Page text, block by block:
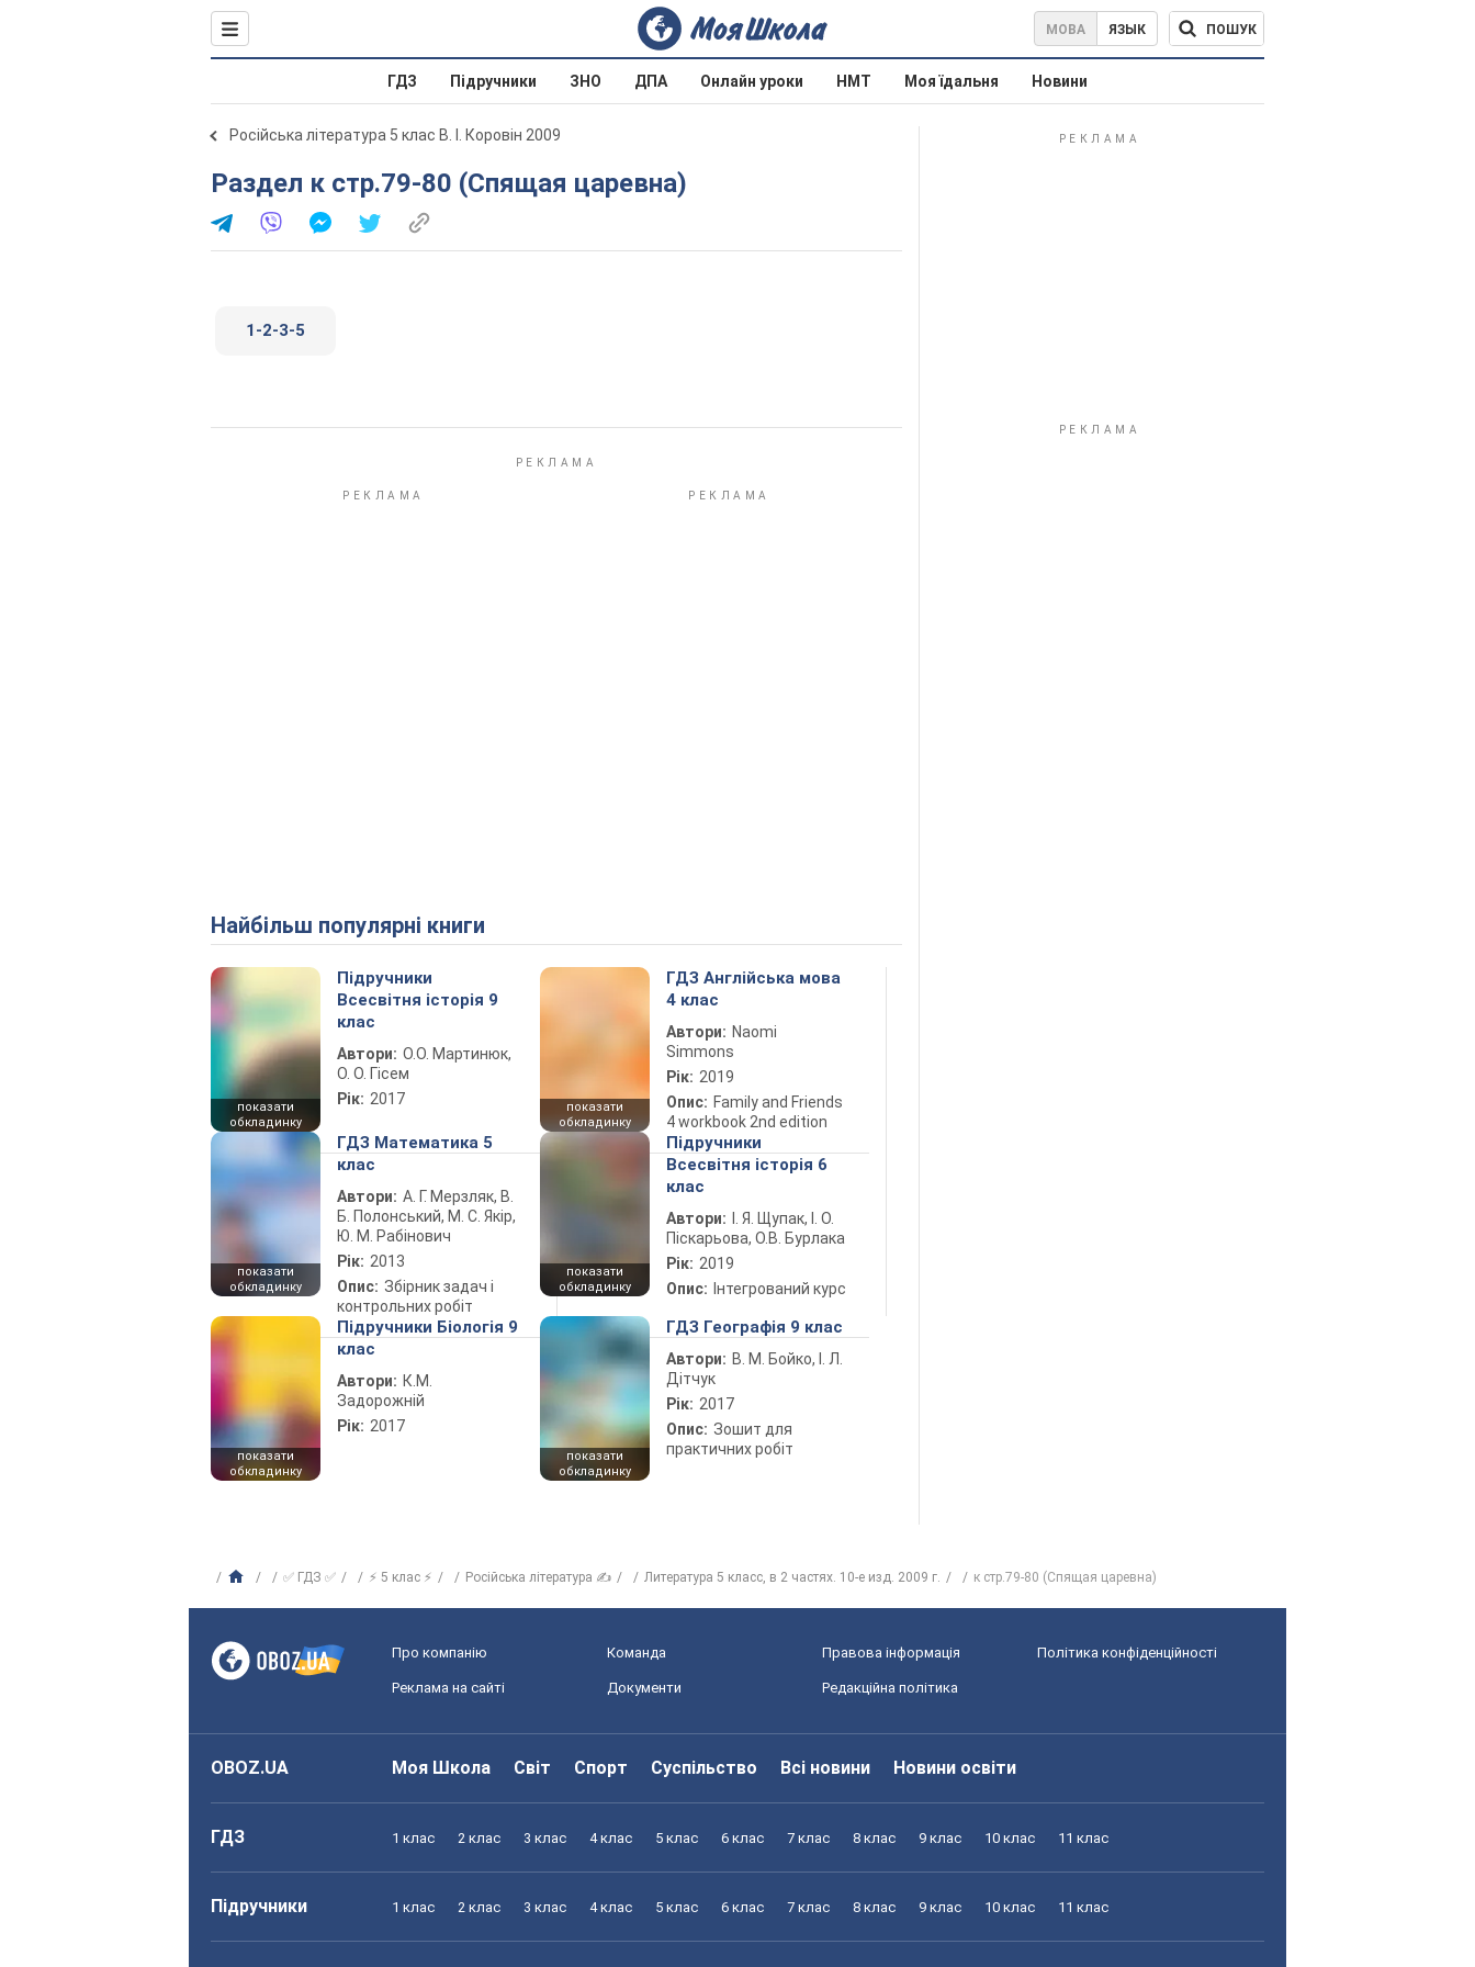
МОВА ЯЗЫК ПОШУК
ГДЗ Підручники ЗНО ДПА Онлайн уроки НМТ Моя їдальня Новини
Російська література 5 клас В. І. Коровін 2009
Раздел к стр.79-80 (Спящая царевна)
1-2-3-5
Найбільш популярні книги
показати
обкладинку
Підручники
Всесвітня історія 9
клас
Автори: О.О. Мартинюк,
О. О. Гісем
Рік: 2017
показати
обкладинку
ГДЗ Англійська мова
4 клас
Автори: Naomi
Simmons
Рік: 2019
Опис: Family and Friends
4 workbook 2nd edition
показати
обкладинку
ГДЗ Математика 5
клас
Автори: А. Г. Мерзляк, В.
Б. Полонський, М. С. Якір,
Ю. М. Рабінович
Рік: 2013
Опис: Збірник задач і
контрольних робіт
показати
обкладинку
Підручники
Всесвітня історія 6
клас
Автори:
І. Я. Щупак, І. О.
Піскарьова, О.В. Бурлака
Рік: 2019
Опис: Інтегрований курс
показати
обкладинку
Підручники Біологія 9
клас
Автори: К.М.
Задорожній
Рік: 2017
показати
обкладинку
ГДЗ Географія 9 клас
Автори: В. М. Бойко, І. Л.
Дітчук
Рік: 2017
Опис: Зошит для
практичних робіт
✅ ГДЗ ✅ ⚡ 5 клас ⚡ Російська література ✍ Литература 5 класс, в 2 частях. 10-е изд. 2009 г. к стр.79-80 (Спящая царевна)
Про компанію Команда Правова інформація Політика конфіденційності
Реклама на сайті Документи Редакційна політика
OBOZ.UA Моя Школа Світ Спорт Суспільство Всі новини Новини освіти
ГДЗ 1 клас 2 клас 3 клас 4 клас 5 клас 6 клас 7 клас 8 клас 9 клас 10 клас 11 клас
Підручники 1 клас 2 клас 3 клас 4 клас 5 клас 6 клас 7 клас 8 клас 9 клас 10 клас 11 клас